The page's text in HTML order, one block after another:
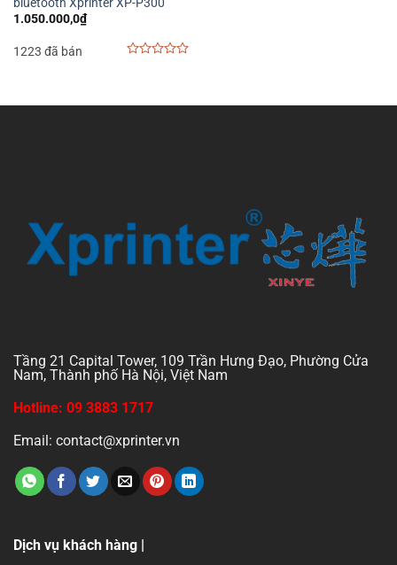
1.050.000,0₫
1223 đã bán
5
Tầng 21 Capital Tower, 109 Trần Hưng Đạo, Phường Cửa
Nam, Thành phố Hà Nội, Việt Nam
Hotline: 09 3883 1717
Email: contact@xprinter.vn
Dịch vụ khách hàng |